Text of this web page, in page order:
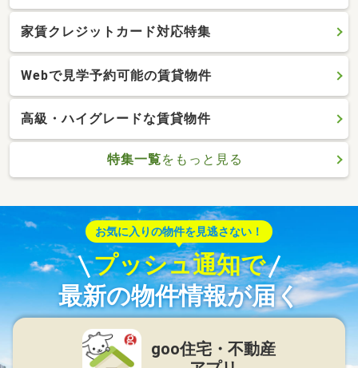
家賃クレジットカード対応特集
Webで見学予約可能の賃貸物件
高級・ハイグレードな賃貸物件
特集一覧をもっと見る
お気に入りの物件を見逃さない！
プッシュ通知で
最新の物件情報が届く
goo住宅・不動産